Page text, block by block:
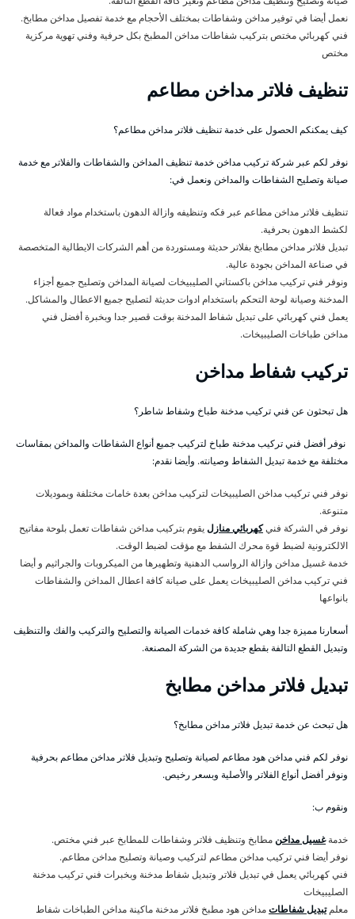
نعمل أيضا في توفير مداخن وشفاطات بمختلف الأحجام مع خدمة تفصيل مداخن مطابخ.
فني كهربائي مختص بتركيب شفاطات مداخن المطبخ بكل حرفية وفني تهوية مركزية
مختص
تنظيف فلاتر مداخن مطاعم
كيف يمكنكم الحصول على خدمة تنظيف فلاتر مداخن مطاعم؟
نوفر لكم عبر شركة تركيب مداخن خدمة تنظيف المداخن والشفاطات والفلاتر مع خدمة
صيانة وتصليح الشفاطات والمداخن ونعمل في:
تنظيف فلاتر مداخن مطاعم عبر فكه وتنظيفه وازالة الدهون باستخدام مواد فعالة
لكشط الدهون بحرفية.
تبديل فلاتر مداخن مطابخ بفلاتر حديثة ومستوردة من أهم الشركات الايطالية المتخصصة
في صناعة المداخن بجودة عالية.
ونوفر فني تركيب مداخن باكستاني الصليبيخات لصيانة المداخن وتصليح جميع أجزاء
المدخنة وصيانة لوحة التحكم باستخدام ادوات حديثة لتصليح جميع الاعطال والمشاكل.
يعمل فني كهربائي على تبديل شفاط المدخنة بوقت قصير جدا وبخبرة أفضل فني
مداخن طباخات الصليبيخات.
تركيب شفاط مداخن
هل تبحثون عن فني تركيب مدخنة طباخ وشفاط شاطر؟
نوفر أفضل فني تركيب مدخنة طباخ لتركيب جميع أنواع الشفاطات والمداخن بمقاسات
مختلفة مع خدمة تبديل الشفاط وصيانته. وأيضا نقدم:
نوفر فني تركيب مداخن الصليبيخات لتركيب مداخن بعدة خامات مختلفة وبموديلات
متنوعة.
نوفر في الشركة فنيكهربائي منازليقوم بتركيب مداخن شفاطات تعمل بلوحة مفاتيح
الالكترونية لضبط قوة محرك الشفط مع مؤقت لضبط الوقت.
خدمة غسيل مداخن وازالة الرواسب الدهنية وتطهيرها من الميكروبات والجراثيم و أيضا
فني تركيب مداخن الصليبيخات يعمل على صيانة كافة اعطال المداخن والشفاطات
بانواعها
أسعارنا مميزة جدا وهي شاملة كافة خدمات الصيانة والتصليح والتركيب والفك والتنظيف
وتبديل القطع التالفة بقطع جديدة من الشركة المصنعة.
تبديل فلاتر مداخن مطابخ
هل تبحث عن خدمة تبديل فلاتر مداخن مطابخ؟
نوفر لكم فني مداخن هود مطاعم لصيانة وتصليح وتبديل فلاتر مداخن مطاعم بحرفية
ونوفر أفضل أنواع الفلاتر والأصلية وبسعر رخيص.
ونقوم ب:
خدمةغسيل مداخنمطابخ وتنظيف فلاتر وشفاطات للمطابخ عبر فني مختص.
نوفر أيضا فني تركيب مداخن مطاعم لتركيب وصيانة وتصليح مداخن مطاعم.
فني كهربائي يعمل في تبديل فلاتر وتبديل شفاط مدخنة وبخبرات فني تركيب مدخنة
الصليبيخات
معلمتبديل شفاطاتمداخن هود مطبخ فلاتر مدخنة ماكينة مداخن الطباخات شفاط